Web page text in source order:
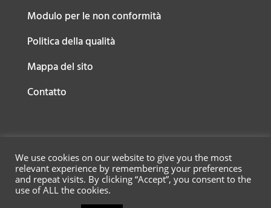
Modulo per le non conformità
Politica della qualità
Mappa del sito
Contatto
We use cookies on our website to give you the most
relevant experience by remembering your preferences
and repeat visits. By clicking “Accept”, you consent to the
use of ALL the cookies.